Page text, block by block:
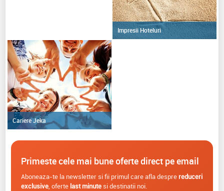
Impresii Hoteluri
Cariere Jeka
Primeste cele mai bune oferte direct pe email
Aboneaza-te la newsletter si fii primul care afla despre reduceri
exclusive, oferte last minutesi destinatii noi.